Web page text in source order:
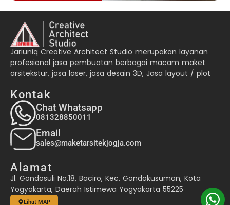
Jariuniq Creative Architect Studio merupakan layanan
profesional jasa pembuatan berbagai macam maket
arsitekstur, jasa laser, jasa desain 3D, Jasa layout / plot
Kontak
Chat Whatsapp
081328850011
Email
sales@maketarsitekjogja.com
Alamat
Jl. Gondosuli No.18, Baciro, Kec. Gondokusuman, Kota
Yogyakarta, Daerah Istimewa Yogyakarta 55225
Lihat MAP